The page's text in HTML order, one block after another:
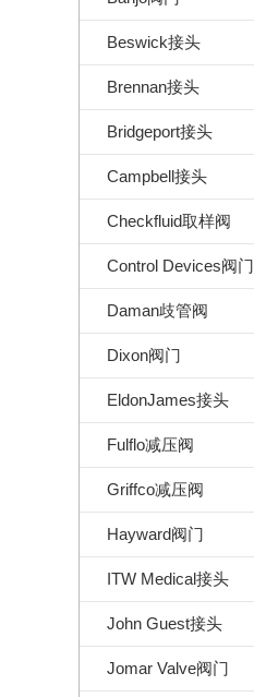
Beswick接头
Brennan接头
Bridgeport接头
Campbell接头
Checkfluid取样阀
Control Devices阀门
Daman歧管阀
Dixon阀门
EldonJames接头
Fulflo减压阀
Griffco减压阀
Hayward阀门
ITW Medical接头
John Guest接头
Jomar Valve阀门